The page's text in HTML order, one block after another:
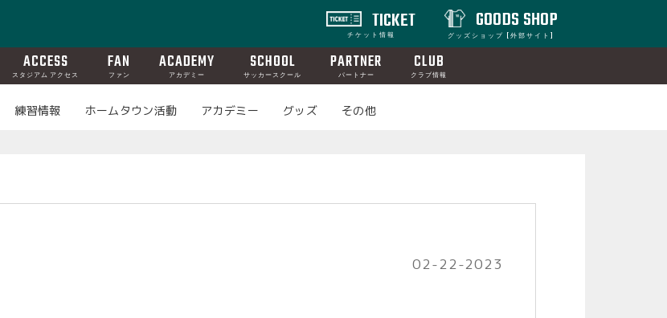
TICKET
チケット情報
GOODS SHOP
グッズショップ [外部サイト]
ACCESS
スタジアム アクセス
FAN
ファン
ACADEMY
アカデミー
SCHOOL
サッカースクール
PARTNER
パートナー
CLUB
クラブ情報
練習情報 ホームタウン活動 アカデミー グッズ その他
02-22-2023